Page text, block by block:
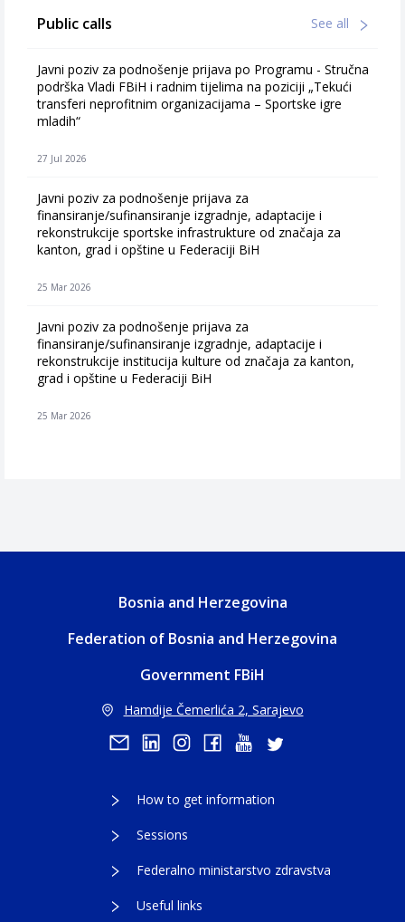
Public calls See all
Javni poziv za podnošenje prijava po Programu - Stručna
podrška Vladi FBiH i radnim tijelima na poziciji „Tekući
transferi neprofitnim organizacijama – Sportske igre
mladih“
27 Jul 2026
Javni poziv za podnošenje prijava za
finansiranje/sufinansiranje izgradnje, adaptacije i
rekonstrukcije sportske infrastrukture od značaja za
kanton, grad i opštine u Federaciji BiH
25 Mar 2026
Javni poziv za podnošenje prijava za
finansiranje/sufinansiranje izgradnje, adaptacije i
rekonstrukcije institucija kulture od značaja za kanton,
grad i opštine u Federaciji BiH
25 Mar 2026
Bosnia and Herzegovina
Federation of Bosnia and Herzegovina
Government FBiH
Hamdije Čemerlića 2, Sarajevo
How to get information
Sessions
Federalno ministarstvo zdravstva
Useful links